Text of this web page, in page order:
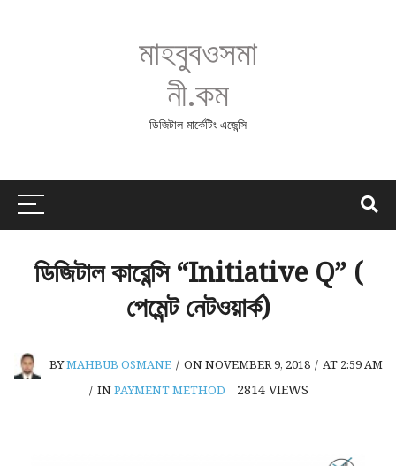
মাহবুবওসমা
নী.কম
ডিজিটাল মার্কেটিং এজেন্সি
ডিজিটাল কারেন্সি “Initiative Q” (
পেমেন্ট নেটওয়ার্ক)
BYMAHBUB OSMANE / ON NOVEMBER 9, 2018 / AT 2:59 AM
/ INPAYMENT METHOD 2814 VIEWS